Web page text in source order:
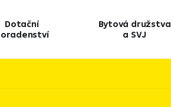
Dotační
Bytová družstva
a SVJ